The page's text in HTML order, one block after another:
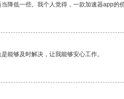
降低一些。我个人觉得，一款加速器app的
能够及时解决，让我能够安心工作。